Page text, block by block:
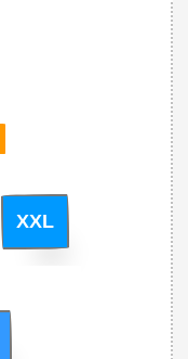
XXL